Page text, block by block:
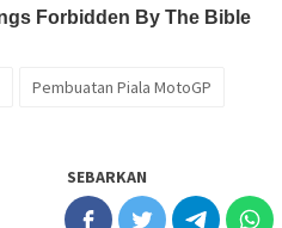
Pembuatan Piala MotoGP
SEBARKAN